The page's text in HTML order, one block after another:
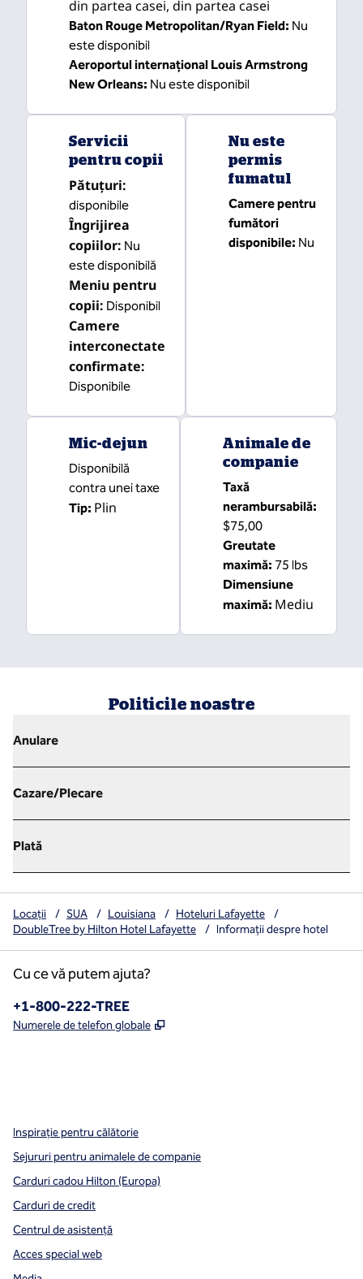
din partea casei, din partea casei
Baton Rouge Metropolitan/Ryan Field: Nu
este disponibil
Aeroportul internațional Louis Armstrong
New Orleans: Nu este disponibil
Servicii
pentru copii
Pătuțuri:
disponibile
Îngrijirea
copiilor: Nu
este disponibilă
Meniu pentru
copii: Disponibil
Camere
interconectate
confirmate:
Disponibile
Nu este
permis
fumatul
Camere pentru
fumători
disponibile: Nu
Mic-dejun
Disponibilă
contra unei taxe
Tip: Plin
Animale de
companie
Taxă
nerambursabilă:
$75,00
Greutate
maximă: 75 lbs
Dimensiune
maximă: Mediu
Politicile noastre
Anulare
Cazare/Plecare
Plată
Locații / SUA / Louisiana / Hoteluri Lafayette
/
DoubleTree by Hilton Hotel Lafayette
/ Informații despre hotel
Cu ce vă putem ajuta?
Telefon:
+1-800-222-TREE
Numerele de telefon globale ,
Inspirație pentru călătorie
Sejururi pentru animalele de companie
Carduri cadou Hilton (Europa)
Carduri de credit
Centrul de asistență
Acces special web